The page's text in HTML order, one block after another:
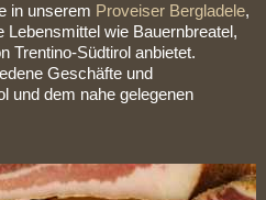
in unserem Proveiser Bergladele,
wie Bauernbreatel,
Trentino-Südtirol anbietet.
Geschäfte und
und dem nahe gelegenen